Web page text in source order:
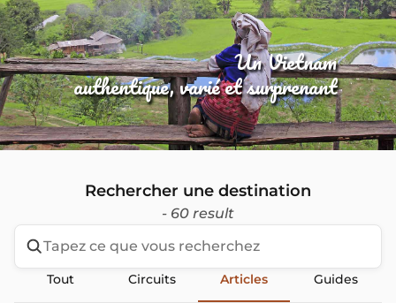
Un Vietnam
authentique, varié et surprenant
Rechercher une destination
- 60 result
Tout Circuits Articles Guides